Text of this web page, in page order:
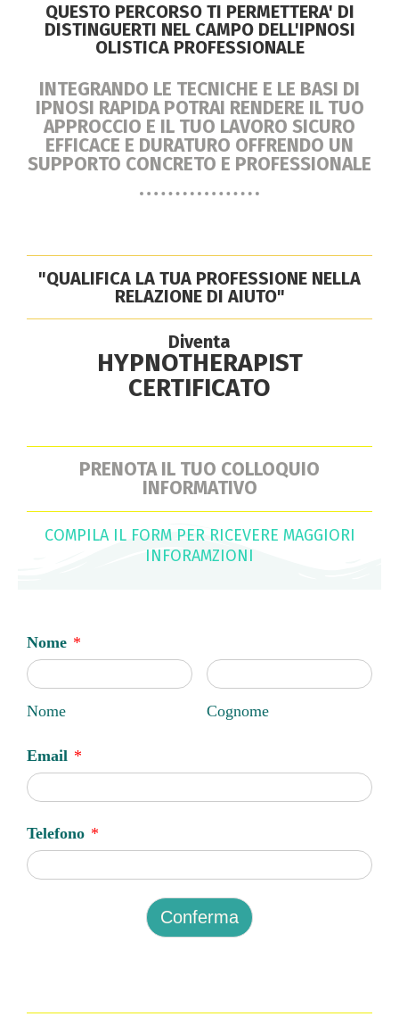
QUESTO PERCORSO TI PERMETTERA' DI
DISTINGUERTI NEL CAMPO DELL'IPNOSI
OLISTICA PROFESSIONALE
INTEGRANDO LE TECNICHE E LE BASI DI
IPNOSI RAPIDA POTRAI RENDERE IL TUO
APPROCCIO E IL TUO LAVORO SICURO
EFFICACE E DURATURO OFFRENDO UN
SUPPORTO CONCRETO E PROFESSIONALE
"QUALIFICA LA TUA PROFESSIONE NELLA
RELAZIONE DI AIUTO"
Diventa
HYPNOTHERAPIST
CERTIFICATO
PRENOTA IL TUO COLLOQUIO
INFORMATIVO
COMPILA IL FORM PER RICEVERE MAGGIORI
INFORAMZIONI
Nome *
Nome Cognome
Email *
Telefono *
Conferma